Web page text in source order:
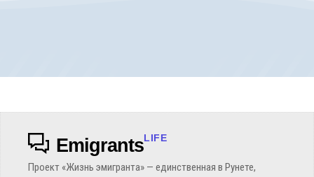
EmigrantsLIFE
Проект «Жизнь эмигранта» — единственная в Рунете,